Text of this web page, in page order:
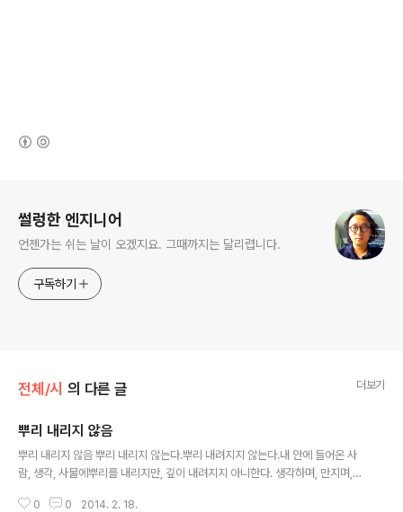
썰렁한 엔지니어
언젠가는 쉬는 날이 오겠지요. 그때까지는 달리렵니다.
구독하기
전체/시 의 다른 글 더보기
뿌리 내리지 않음
뿌리 내리지 않음 뿌리 내리지 않는다.뿌리 내려지지 않는다.내 안에 들어온 사
람, 생각, 사물에뿌리를 내리지만, 깊이 내려지지 아니한다. 생각하며, 만지며,
지 않는다.한계의 상황에서조차세포막으로 이해할만한 관계일지라도. 뿌리는
0 0 2014. 2. 18.